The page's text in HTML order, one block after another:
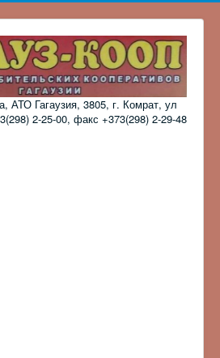
АТО Гагаузия, 3805, г. Комрат, ул
2-25-00, факс +373(298) 2-29-48